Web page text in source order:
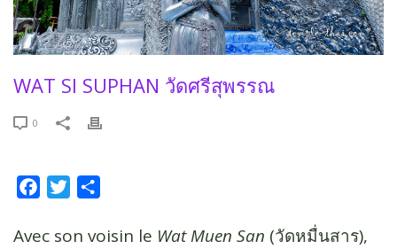
WAT SI SUPHAN วัดศรีสุพรรณ
0
c
i
r
Avec son voisin le Wat Muen San (วัดหมื่นสาร),